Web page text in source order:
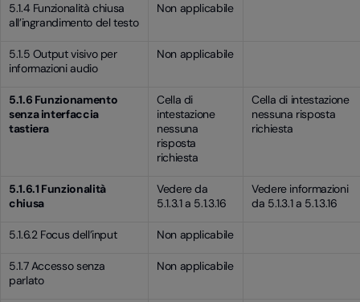
5.1.4 Funzionalità chiusa
all’ingrandimento del testo
Non applicabile
5.1.5 Output visivo per
informazioni audio
Non applicabile
5.1.6 Funzionamento
senza interfaccia
tastiera
Cella di
intestazione
nessuna
risposta
richiesta
Cella di intestazione
nessuna risposta
richiesta
5.1.6.1 Funzionalità
chiusa
Vedere da
5.1.3.1 a 5.1.3.16
Vedere informazioni
da 5.1.3.1 a 5.1.3.16
5.1.6.2 Focus dell’input Non applicabile
5.1.7 Accesso senza
parlato
Non applicabile